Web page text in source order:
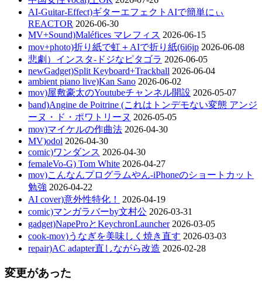
AI-Guitar-Effect)ギターエフェクトAIで簡単にぃ
REACTOR 2026-06-30
MV+Sound)Maléfices マレフィス 2026-06-15
mov+photo)折り紙で虹＋AIで折り紙(6i6jp 2026-06-08
悲劇）インスタ-ドジなピタゴラ 2026-06-05
newGadget)Split Keyboard+Trackball 2026-06-04
ambient piano live)Kan Sano 2026-06-02
mov)屋敷豪太のYoutubeチャンネル開設 2026-05-07
band)Angine de Poitrine (これはトンデモない変態 アンジ
ーヌ・ド・ポワトリーヌ 2026-05-05
mov)マイケルの作曲法 2026-04-30
MV)odol 2026-04-30
comic)ワンダンス 2026-04-30
femaleVo-G) Tom White 2026-04-27
mov)こんなんプログラムやん-iPhoneのショートカット
勉強 2026-04-22
AI cover)意外性特化！
2026-04-19
comic)マンガラバーby文村公 2026-03-31
gadget)NapeProとKeychronLauncher 2026-03-05
cook-mov)うなぎを美味しく焼き直す 2026-03-03
repair)AC adapter直しながら改造 2026-02-28
変更があった